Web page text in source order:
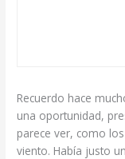
Recuerdo hace
una oportunidad,
parece ver, como
viento. Había justo